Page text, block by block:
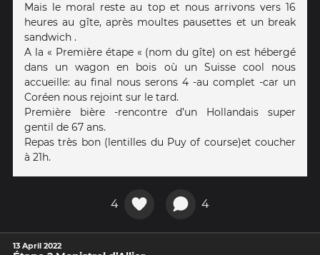
Mais le moral reste au top et nous arrivons vers 16
heures au gîte, après moultes pausettes et un break
sandwich .
A la « Première étape « (nom du gîte) on est hébergé
dans un wagon en bois où un Suisse cool nous
accueille: au final nous serons 4 -au complet -car un
Coréen nous rejoint sur le tard.
Première bière -rencontre d’un Hollandais super
gentil de 67 ans.
Repas très bon (lentilles du Puy of course)et coucher
à 21h.
4 4
13 April 2022